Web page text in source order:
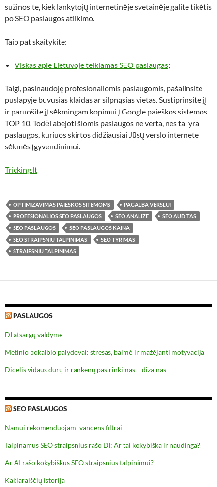
sužinosite, kiek lankytojų internetinėje svetainėje galite tikėtis
po SEO paslaugos atlikimo.
Taip pat skaitykite:
Viskas apie Lietuvoje teikiamas SEO paslaugas;
Taigi, pasinaudoję profesionaliomis paslaugomis, pašalinsite
puslapyje buvusias klaidas ar silpnąsias vietas. Sustiprinsite jį
ir paruošite jį sėkmingam kopimui į Google paieškos sistemos
TOP 10. Todėl abejoti šiomis paslaugos ne verta, nes tai yra
paslaugos, kuriuos skirtos didžiausiai Jūsų verslo internete
sėkmės įgyvendinimui.
Tricking.lt
OPTIMIZAVIMAS PAIESKOS SITEMOMS
PAGALBA VERSLUI
PROFESIONALIOS SEO PASLAUGOS
SEO ANALIZE
SEO AUDITAS
SEO PASLAUGOS
SEO PASLAUGOS KAINA
SEO STRAIPSNIU TALPINIMAS
SEO TYRIMAS
STRAIPSNIU TALPINIMAS
PASLAUGOS
DI atsargų valdyme
Metinio pokalbio palydovai: stresas, baimė ir mažėjanti motyvacija
Didelis vidaus durų ir rankenų pasirinkimas – dizainas
SEO PASLAUGOS
Namui rekomenduojami vandens filtrai
Talpinamus SEO straipsnius rašo DI: Ar tai kokybiška ir naudinga?
Ar AI rašo kokybiškus SEO straipsnius talpinimui?
Kaklaraiščių istorija